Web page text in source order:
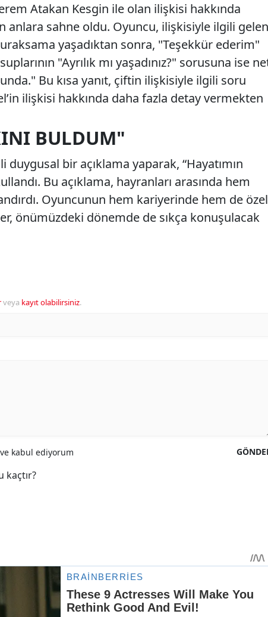
Atakan Kesgin ile olan ilişkisi hakkında
anlara sahne oldu. Oyuncu, ilişkisiyle ilgili gelen
yaşadıktan sonra, "Teşekkür ederim"
"Ayrılık mı yaşadınız?" sorusuna ise
Bu kısa yanıt, çiftin ilişkisiyle ilgili soru
ilişkisi hakkında daha fazla detay vermekten
BULDUM"
bir açıklama yaparak, “Hayatımın
Bu açıklama, hayranları arasında hem
Oyuncunun hem kariyerinde hem de özel
önümüzdeki dönemde de sıkça konuşulacak
veya kayıt olabilirsiniz.
kabul ediyorum
kaçtır?